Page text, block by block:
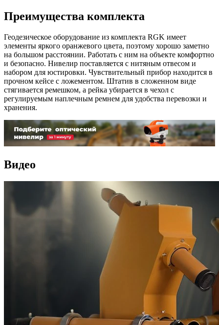
Преимущества комплекта
Геодезическое оборудование из комплекта RGK имеет
элементы яркого оранжевого цвета, поэтому хорошо заметно
на большом расстоянии. Работать с ним на объекте комфортно
и безопасно. Нивелир поставляется с нитяным отвесом и
набором для юстировки. Чувствительный прибор находится в
прочном кейсе с ложементом. Штатив в сложенном виде
стягивается ремешком, а рейка убирается в чехол с
регулируемым наплечным ремнем для удобства перевозки и
хранения.
Видео